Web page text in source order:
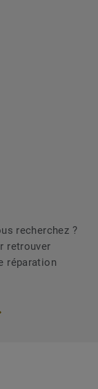
recherchez ?
retrouver
réparation